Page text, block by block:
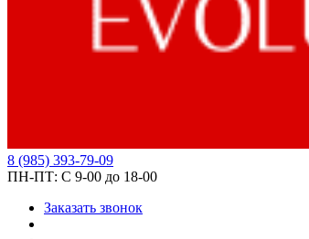
8 (985) 393-79-09
ПН-ПТ: С 9-00 до 18-00
Заказать звонок